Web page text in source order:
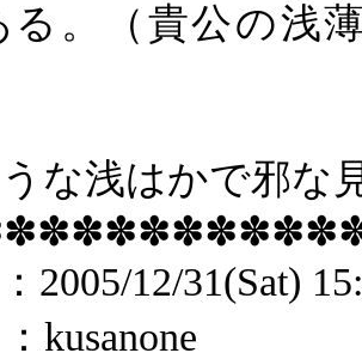
る。（貴公の浅
な浅はかで邪な
2005/12/31(Sat)
kusanone